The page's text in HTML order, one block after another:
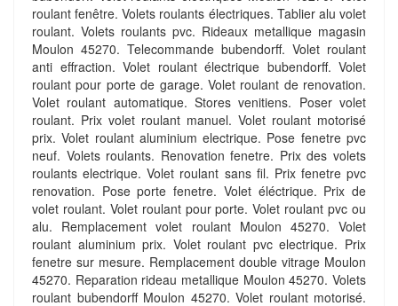
roulant fenêtre. Volets roulants électriques. Tablier alu volet
roulant. Volets roulants pvc. Rideaux metallique magasin
Moulon 45270. Telecommande bubendorff. Volet roulant
anti effraction. Volet roulant électrique bubendorff. Volet
roulant pour porte de garage. Volet roulant de renovation.
Volet roulant automatique. Stores venitiens. Poser volet
roulant. Prix volet roulant manuel. Volet roulant motorisé
prix. Volet roulant aluminium electrique. Pose fenetre pvc
neuf. Volets roulants. Renovation fenetre. Prix des volets
roulants electrique. Volet roulant sans fil. Prix fenetre pvc
renovation. Pose porte fenetre. Volet éléctrique. Prix de
volet roulant. Volet roulant pour porte. Volet roulant pvc ou
alu. Remplacement volet roulant Moulon 45270. Volet
roulant aluminium prix. Volet roulant pvc electrique. Prix
fenetre sur mesure. Remplacement double vitrage Moulon
45270. Reparation rideau metallique Moulon 45270. Volets
roulant bubendorff Moulon 45270. Volet roulant motorisé.